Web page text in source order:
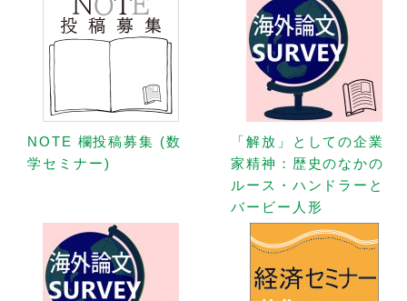
NOTE 欄投稿募集 (数
学セミナー)
「解放」としての企業
家精神：歴史のなかの
ルース・ハンドラーと
バービー人形